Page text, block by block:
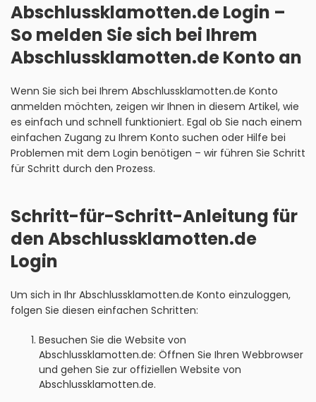
Abschlussklamotten.de Login –
So melden Sie sich bei Ihrem
Abschlussklamotten.de Konto an
Wenn Sie sich bei Ihrem Abschlussklamotten.de Konto
anmelden möchten, zeigen wir Ihnen in diesem Artikel, wie
es einfach und schnell funktioniert. Egal ob Sie nach einem
einfachen Zugang zu Ihrem Konto suchen oder Hilfe bei
Problemen mit dem Login benötigen – wir führen Sie Schritt
für Schritt durch den Prozess.
Schritt-für-Schritt-Anleitung für
den Abschlussklamotten.de
Login
Um sich in Ihr Abschlussklamotten.de Konto einzuloggen,
folgen Sie diesen einfachen Schritten:
Besuchen Sie die Website von
Abschlussklamotten.de: Öffnen Sie Ihren Webbrowser
und gehen Sie zur offiziellen Website von
Abschlussklamotten.de.